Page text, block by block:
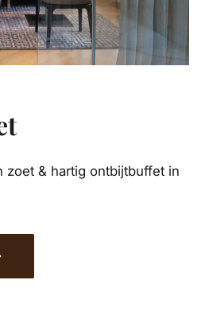
zoet & hartig ontbijtbuffet in